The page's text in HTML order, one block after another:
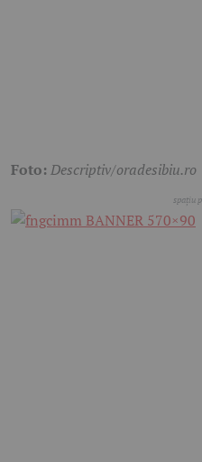
Foto:Descriptiv/oradesibiu.ro